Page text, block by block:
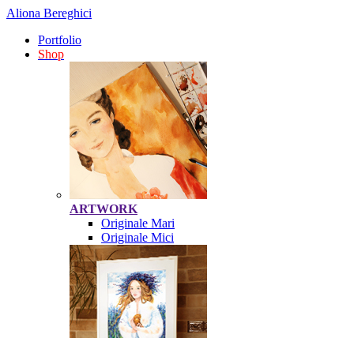
Aliona Bereghici
Portfolio
Shop
ARTWORK
Originale Mari
Originale Mici